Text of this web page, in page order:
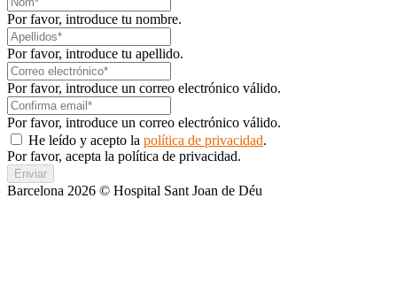
Por favor, introduce tu nombre.
Por favor, introduce tu apellido.
Por favor, introduce un correo electrónico válido.
Por favor, introduce un correo electrónico válido.
He leído y acepto la política de privacidad.
Por favor, acepta la política de privacidad.
Enviar
Barcelona 2026 © Hospital Sant Joan de Déu